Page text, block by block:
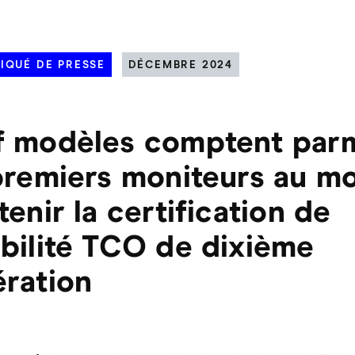
DE PRESSE DÉCEMBRE 2024
modèles comptent
moniteurs au
la certification de
TCO de dixième